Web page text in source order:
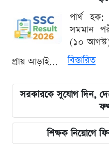
পার্থ
সমমান
(১০ আগস্ট)
প্রায় আড়াই...
বিস্তারিত
সরকারকে সুযোগ দিন,
শিক্ষক নিয়োগে